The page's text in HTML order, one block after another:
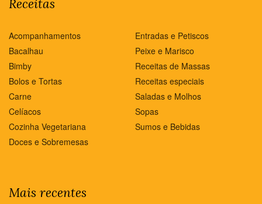
Receitas
Acompanhamentos
Bacalhau
Bimby
Bolos e Tortas
Carne
Celíacos
Cozinha Vegetariana
Doces e Sobremesas
Entradas e Petiscos
Peixe e Marisco
Receitas de Massas
Receitas especiais
Saladas e Molhos
Sopas
Sumos e Bebidas
Mais recentes